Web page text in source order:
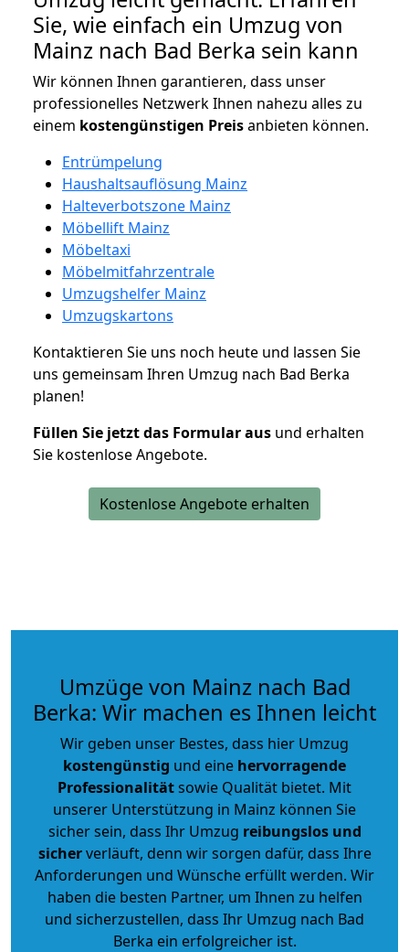
Sie, wie einfach ein Umzug von
Mainz nach Bad Berka sein kann
Wir können Ihnen garantieren, dass unser
professionelles Netzwerk Ihnen nahezu alles zu
einem kostengünstigen Preisanbieten können.
Entrümpelung
Haushaltsauflösung Mainz
Halteverbotszone Mainz
Möbellift Mainz
Möbeltaxi
Möbelmitfahrzentrale
Umzugshelfer Mainz
Umzugskartons
Kontaktieren Sie uns noch heute und lassen Sie
uns gemeinsam Ihren Umzug nach Bad Berka
planen!
Füllen Sie jetzt das Formular aus und erhalten
Sie kostenlose Angebote.
Kostenlose Angebote erhalten
Umzüge von Mainz nach Bad
Berka: Wir machen es Ihnen leicht
Wir geben unser Bestes, dass hier Umzug
kostengünstig und eine hervorragende
Professionalitätsowie Qualität bietet. Mit
unserer Unterstützung in Mainz können Sie
sicher sein, dass Ihr Umzug reibungslos und
sicherverläuft, denn wir sorgen dafür, dass Ihre
Anforderungen und Wünsche erfüllt werden. Wir
haben die besten Partner, um Ihnen zu helfen
und sicherzustellen, dass Ihr Umzug nach Bad
Berka ein erfolgreicher ist.